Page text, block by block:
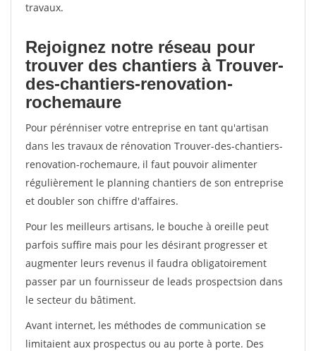
travaux.
Rejoignez notre réseau pour
trouver des chantiers à Trouver-
des-chantiers-renovation-
rochemaure
Pour pérénniser votre entreprise en tant qu'artisan
dans les travaux de rénovation Trouver-des-chantiers-
renovation-rochemaure, il faut pouvoir alimenter
régulièrement le planning chantiers de son entreprise
et doubler son chiffre d'affaires.
Pour les meilleurs artisans, le bouche à oreille peut
parfois suffire mais pour les désirant progresser et
augmenter leurs revenus il faudra obligatoirement
passer par un fournisseur de leads prospectsion dans
le secteur du bâtiment.
Avant internet, les méthodes de communication se
limitaient aux prospectus ou au porte à porte. Des